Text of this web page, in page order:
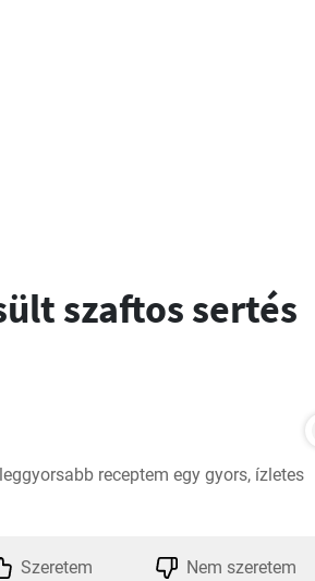
szaftos sertés
receptem egy gyors, ízletes
Szeretem Nem szeretem